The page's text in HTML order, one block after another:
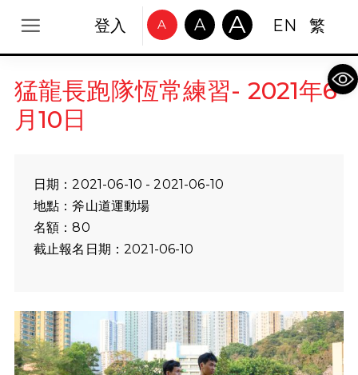
登入 A A A EN 繁
猛龍長跑隊恆常練習- 2021年6
月10日
日期：2021-06-10 - 2021-06-10
地點：斧山道運動場
名額：80
截止報名日期：2021-06-10